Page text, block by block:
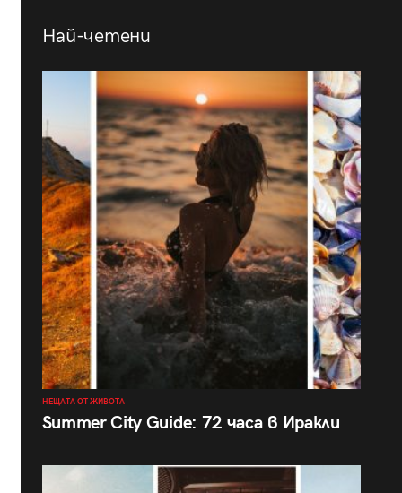
Най-четени
НЕЩАТА ОТ ЖИВОТА
Summer City Guide: 72 часа в Иракли